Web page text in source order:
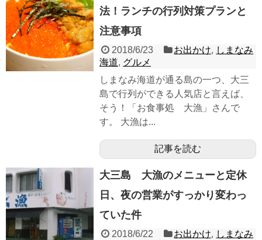
法！ランチの行列対策プランと
注意事項
2018/6/23 お出かけ, しまなみ
海道, グルメ
しまなみ海道が通る島の一つ、大三
島で行列ができる人気店と言えば、
そう！「お食事処 大漁」さんで
す。 大漁は...
記事を読む
大三島 大漁のメニューと定休
日、夜の営業がすっかり変わっ
ていた件
2018/6/22 お出かけ, しまなみ